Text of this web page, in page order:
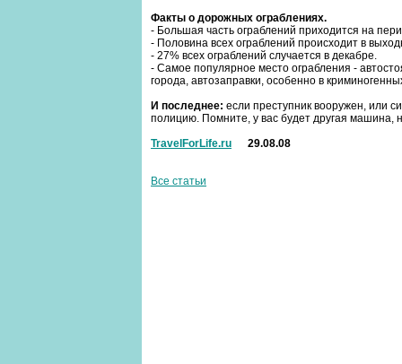
Факты о дорожных ограблениях.
- Большая часть ограблений приходится на
- Половина всех ограблений происходит в
- 27% всех ограблений случается в декабре.
- Самое популярное место ограбления -
города, автозаправки, особенно в
И последнее: если преступник вооружен, или
полицию. Помните, у вас будет другая машина,
TravelForLife.ru 29.08.08
Все статьи